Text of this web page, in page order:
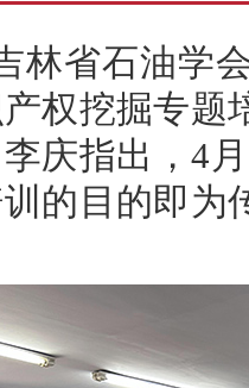
林省石油学
权挖掘专题
庆指出，4
的目的即为